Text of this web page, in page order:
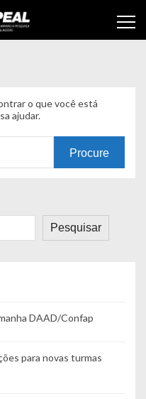
o que você está
ajudar.
Pesquisar
DAAD/Confap
para novas turmas